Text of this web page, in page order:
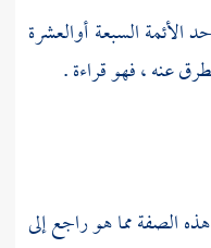
الأئمة السبعة أوالعشرة
عنه ، فهو قراءة .
الصفة مما هو راجع إلى